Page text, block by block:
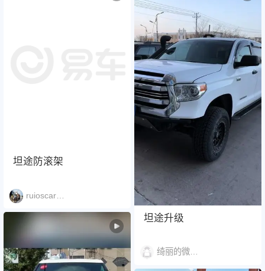
坦途防滚架
坦途升级
绮丽的微笑小兔1485